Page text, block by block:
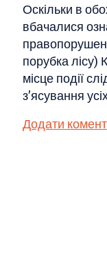
Оскільки в
вбачалися
порубка лісу)
місце події
з’ясування
Додати